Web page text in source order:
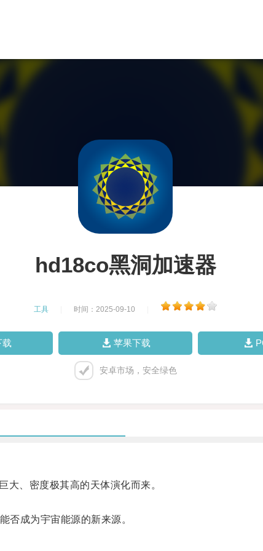
hd18co黑洞加速器
工具 时间：2025-09-10
载 苹果下载
安卓市场，安全绿色
、密度极其高的天体演化而来。
成为宇宙能源的新来源。